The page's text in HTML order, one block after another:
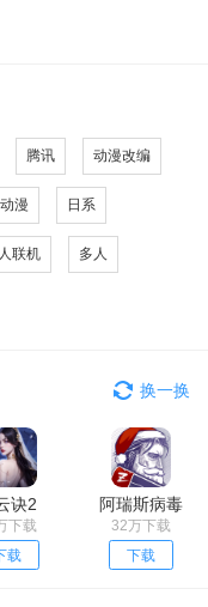
腾讯 动漫改编
动漫 日系
联机 多人
换一换
诀2
下载
载
阿瑞斯病毒
32万下载
下载